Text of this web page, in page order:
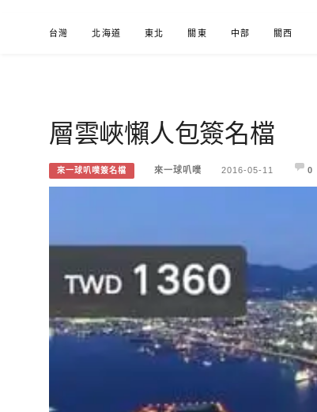
台灣 北海道 東北 關東 中部 關西
來一球叭噗
分享日本自助部落格
層雲峽懶人包簽名檔
來一球叭噗簽名檔 來一球叭噗 2016-05-11 0